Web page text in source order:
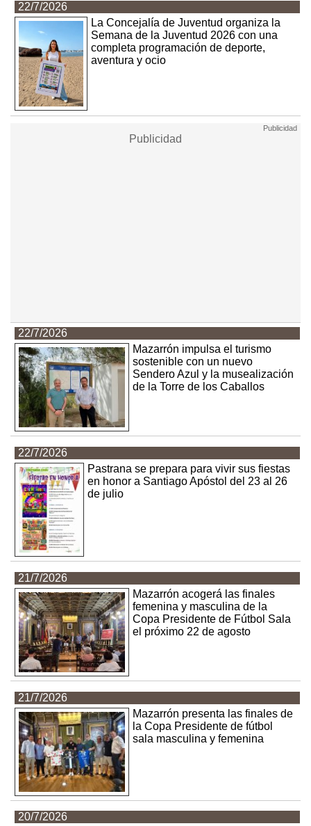
22/7/2026
La Concejalía de Juventud organiza la
Semana de la Juventud 2026 con una
completa programación de deporte,
aventura y ocio
Publicidad
22/7/2026
Mazarrón impulsa el turismo
sostenible con un nuevo
Sendero Azul y la musealización
de la Torre de los Caballos
22/7/2026
Pastrana se prepara para vivir sus fiestas
en honor a Santiago Apóstol del 23 al 26
de julio
21/7/2026
Mazarrón acogerá las finales
femenina y masculina de la
Copa Presidente de Fútbol Sala
el próximo 22 de agosto
21/7/2026
Mazarrón presenta las finales de
la Copa Presidente de fútbol
sala masculina y femenina
20/7/2026